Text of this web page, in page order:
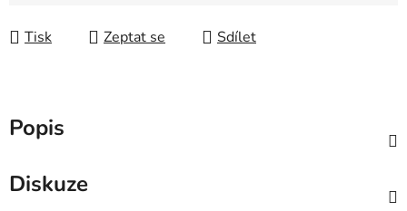
Tisk Zeptat se Sdílet
Popis
Diskuze